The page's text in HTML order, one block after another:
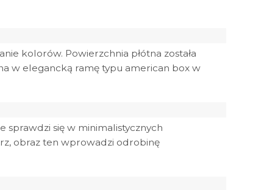
kolorów. Powierzchnia płótna została
w elegancką ramę typu american box w
sprawdzi się w minimalistycznych
obraz ten wprowadzi odrobinę